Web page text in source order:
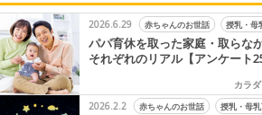
2026.6.29 赤ちゃんのお世話 授乳・母
パパ育休を取った家庭・取らな
それぞれのリアル【アンケート
カラ
2026.2.2
赤ちゃんのお世話 授乳・母